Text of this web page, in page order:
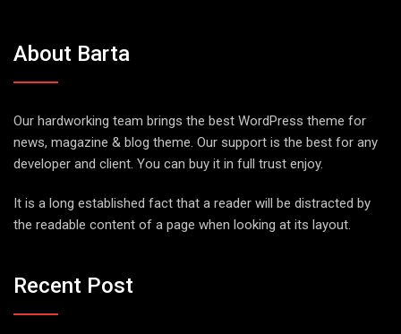
About Barta
Our hardworking team brings the best WordPress theme for
news, magazine & blog theme. Our support is the best for any
developer and client. You can buy it in full trust enjoy.
It is a long established fact that a reader will be distracted by
the readable content of a page when looking at its layout.
Recent Post